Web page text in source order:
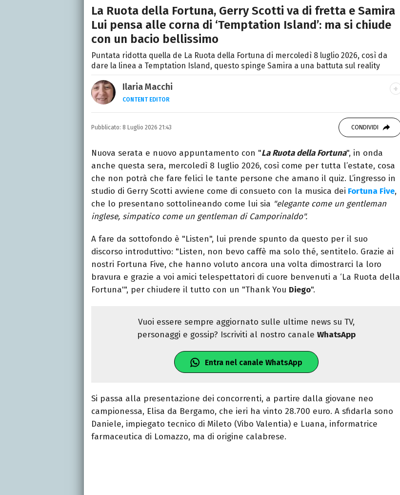
La Ruota della Fortuna, Gerry Scotti va di fretta e Samira
Lui pensa alle corna di ‘Temptation Island’: ma si chiude
con un bacio bellissimo
Puntata ridotta quella de La Ruota della Fortuna di mercoledì 8 luglio 2026, così da
dare la linea a Temptation Island, questo spinge Samira a una battuta sul reality
Ilaria Macchi
CONTENT EDITOR
Laureata in Linguaggi dei Media, amo il giornalismo, il calcio, la TV e la
moda, dove cerco sempre le ultime tendenze.
Pubblicato: 8 Luglio 2026 21:43 CONDIVIDI
Nuova serata e nuovo appuntamento con "La Ruota della Fortuna", in onda
anche questa sera, mercoledì 8 luglio 2026, così come per tutta l’estate, cosa
che non potrà che fare felici le tante persone che amano il quiz. L’ingresso in
studio di Gerry Scotti avviene come di consueto con la musica dei Fortuna Five,
che lo presentano sottolineando come lui sia "elegante come un gentleman
inglese, simpatico come un gentleman di Camporinaldo".
A fare da sottofondo è "Listen", lui prende spunto da questo per il suo
discorso introduttivo: "Listen, non bevo caffè ma solo thé, sentitelo. Grazie ai
nostri Fortuna Five, che hanno voluto ancora una volta dimostrarci la loro
bravura e grazie a voi amici telespettatori di cuore benvenuti a ‘La Ruota della
Fortuna'", per chiudere il tutto con un "Thank You Diego".
Vuoi essere sempre aggiornato sulle ultime news su TV,
personaggi e gossip? Iscriviti al nostro canaleWhatsApp
Entra nel canale WhatsApp
Si passa alla presentazione dei concorrenti, a partire dalla giovane neo
campionessa, Elisa da Bergamo, che ieri ha vinto 28.700 euro. A sfidarla sono
Daniele, impiegato tecnico di Mileto (Vibo Valentia) e Luana, informatrice
farmaceutica di Lomazzo, ma di origine calabrese.